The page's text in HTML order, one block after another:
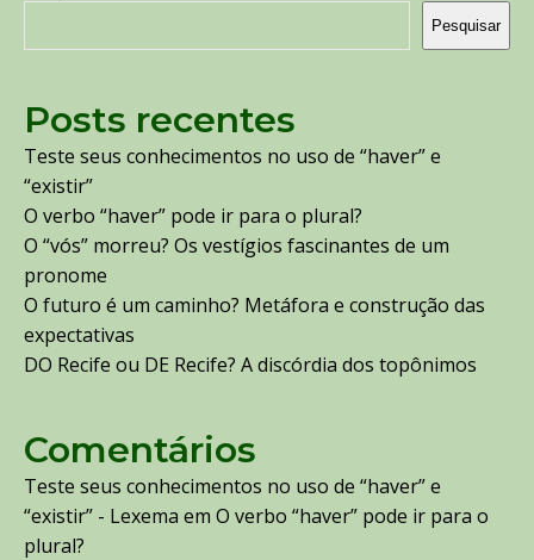
Pesquisar
Posts recentes
Teste seus conhecimentos no uso de “haver” e
“existir”
O verbo “haver” pode ir para o plural?
O “vós” morreu? Os vestígios fascinantes de um
pronome
O futuro é um caminho? Metáfora e construção das
expectativas
DO Recife ou DE Recife? A discórdia dos topônimos
Comentários
Teste seus conhecimentos no uso de “haver” e
“existir” - Lexema em O verbo “haver” pode ir para o
plural?